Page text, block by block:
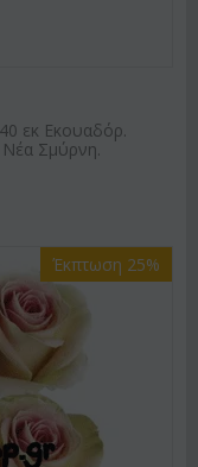
εκ Εκουαδόρ.
Σμύρνη.
Έκπτωση 25%